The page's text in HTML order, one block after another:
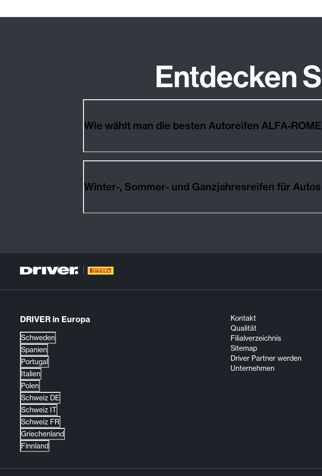
Entdecken
Wie wählt man die besten Autoreifen ALFA-
Winter-, Sommer- und Ganzjahresreifen für
DRIVER in Europa
Schweden
Spanien
Portugal
Italien
Polen
Schweiz DE
Schweiz IT
Schweiz FR
Griechenland
Finnland
Kontakt
Qualität
Filialverzeichnis
Sitemap
Driver Partner werden
Unternehmen